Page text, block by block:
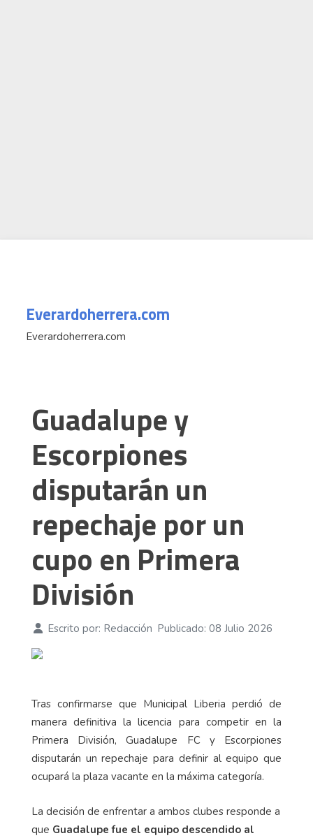
Everardoherrera.com
Everardoherrera.com
Guadalupe y
Escorpiones
disputarán un
repechaje por un
cupo en Primera
División
Escrito por: Redacción Publicado: 08 Julio 2026
Tras confirmarse que Municipal Liberia perdió de
manera definitiva la licencia para competir en la
Primera División, Guadalupe FC y Escorpiones
disputarán un repechaje para definir al equipo que
ocupará la plaza vacante en la máxima categoría.
La decisión de enfrentar a ambos clubes responde a
que Guadalupe fue el equipo descendido al